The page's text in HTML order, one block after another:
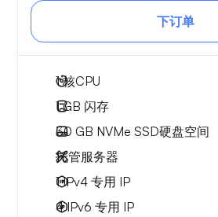
下订单
1核CPU
1 GB 闪存
30 GB NVMe SSD硬盘空间
托管服务器
1 IPv4 专用 IP
4 IPv6 专用 IP